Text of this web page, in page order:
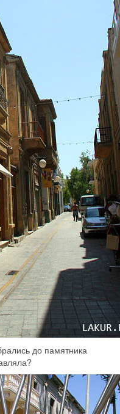
до памятника